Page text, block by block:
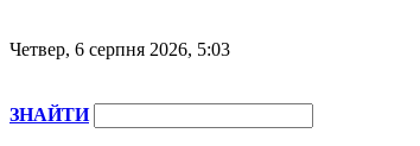
Четвер, 6 серпня 2026, 5:03
ЗНАЙТИ